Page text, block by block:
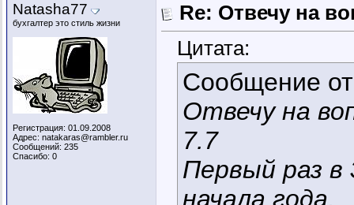
Natasha77
бухгалтер это стиль жизни
Регистрация: 01.09.2008
Адрес: natakaras@rambler.ru
Сообщений: 235
Спасибо: 0
Re: Отвечу на
Цитата:
Сообщение
Отвечу на
7.7
Первый раз
начала года.